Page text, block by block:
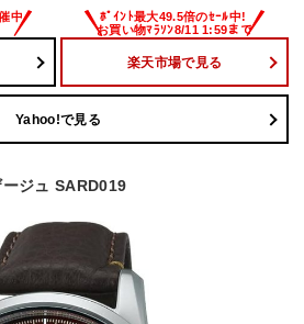
楽天市場で見る
Yahoo!で見る
ジュ SARD019